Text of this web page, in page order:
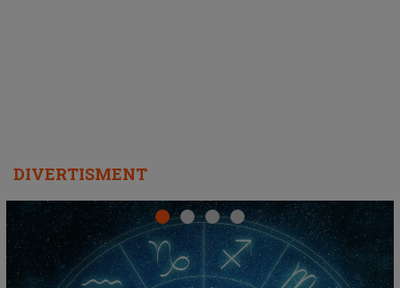
DIVERTISMENT